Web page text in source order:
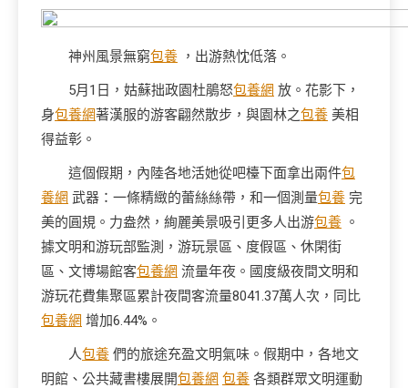
神州風景無窮包養 ，出游熱忱低落。
5月1日，姑蘇拙政園杜鵑怒包養網 放。花影下，
身包養網著漢服的游客翩然散步，與園林之包養 美相
得益彰。
這個假期，內陸各地活她從吧檯下面拿出兩件包
養網 武器：一條精緻的蕾絲絲帶，和一個測量包養 完
美的圓規。力盎然，絢麗美景吸引更多人出游包養 。
據文明和游玩部監測，游玩景區、度假區、休閑街
區、文博場館客包養網 流量年夜。國度級夜間文明和
游玩花費集聚區累計夜間客流量8041.37萬人次，同比
包養網 增加6.44%。
人包養 們的旅途充盈文明氣味。假期中，各地文
明館、公共藏書樓展開包養網 包養 各類群眾文明運動